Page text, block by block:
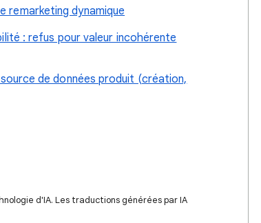
remarketing dynamique
: refus pour valeur incohérente
de données produit (création,
d'IA. Les traductions générées par IA